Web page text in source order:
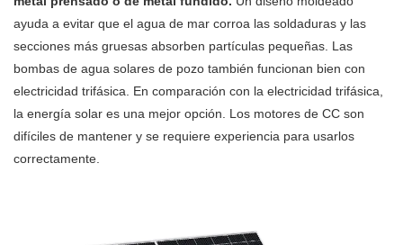
ayuda a evitar que el agua de mar corroa las soldaduras y las
secciones más gruesas absorben partículas pequeñas. Las
bombas de agua solares de pozo también funcionan bien con
electricidad trifásica. En comparación con la electricidad trifásica,
la energía solar es una mejor opción. Los motores de CC son
difíciles de mantener y se requiere experiencia para usarlos
correctamente.